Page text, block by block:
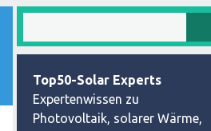
Top50-Solar Experts
Expertenwissen zu
Photovoltaik, solarer Wärme,